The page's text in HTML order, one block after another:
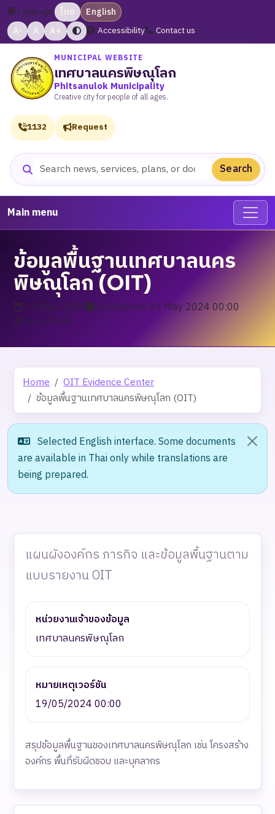
Language: ไทย
English
A-
A A+ Accessibility Contact us
MUNICIPAL WEBSITE
เทศบาลนครพิษณุโลก
Phitsanulok Municipality
Creative city for people of all ages.
Search website Search
1132 Request
Main menu
ข้อมูลพื้นฐานเทศบาลนคร
พิษณุโลก (OIT)
19 May 2024 อัปเดตล่าสุด 19 May 2024 00:00
เข้าชม 35 ครั้ง
Home
OIT Evidence Center
ข้อมูลพื้นฐานเทศบาลนครพิษณุโลก (OIT)
Selected English interface. Some documents
are available in Thai only while translations are
being prepared.
แผนผังองค์กร ภารกิจ และข้อมูลพื้นฐานตาม
แบบรายงาน OIT
หน่วยงานเจ้าของข้อมูล
เทศบาลนครพิษณุโลก
หมายเหตุเวอร์ชัน
19/05/2024 00:00
สรุปข้อมูลพื้นฐานของเทศบาลนครพิษณุโลก เช่น โครงสร้าง
องค์กร พื้นที่รับผิดชอบ และบุคลากร